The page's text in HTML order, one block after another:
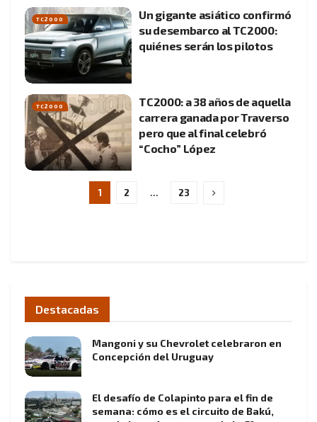
TC2000
Un gigante asiático confirmó
su desembarco al TC2000:
quiénes serán los pilotos
TC2000
TC2000: a 38 años de aquella
carrera ganada por Traverso
pero que al final celebró
“Cocho” López
1 2 … 23
Destacadas
Mangoni y su Chevrolet celebraron en
Concepción del Uruguay
El desafío de Colapinto para el fin de
semana: cómo es el circuito de Bakú,